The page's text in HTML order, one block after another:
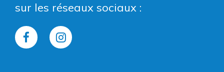
sur les réseaux sociaux :
Lien
Lien